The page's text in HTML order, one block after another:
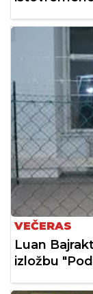
VEČERAS
Luan
izložbu